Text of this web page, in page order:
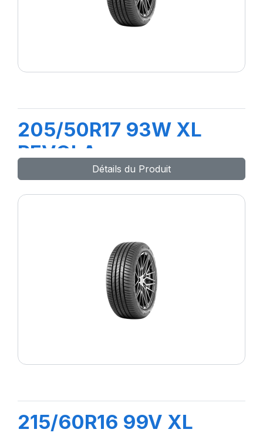
205/50R17 93W XL
REVOLA
Détails du Produit
215/60R16 99V XL